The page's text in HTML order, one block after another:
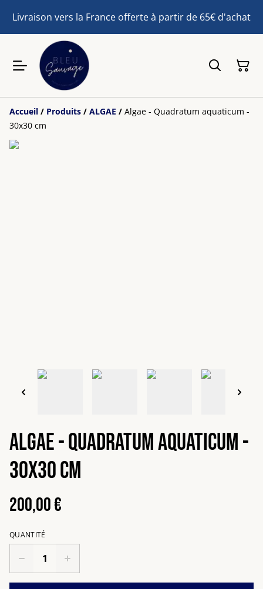
Livraison vers la France offerte à partir de 65€ d'achat
Accueil / Produits / ALGAE / Algae - Quadratum aquaticum -
30x30 cm
Algae - Quadratum aquaticum -
30x30 cm
200,00 €
QUANTITÉ